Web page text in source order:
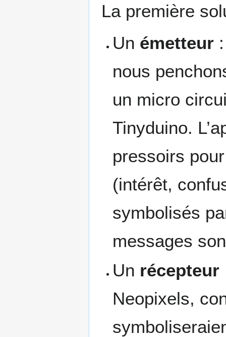
La première
Un émetteur
nous
un micro
Tinyduino.
pressoirs
(intérêt,
symbolisés
messages
Un récepteur
Neopixels,